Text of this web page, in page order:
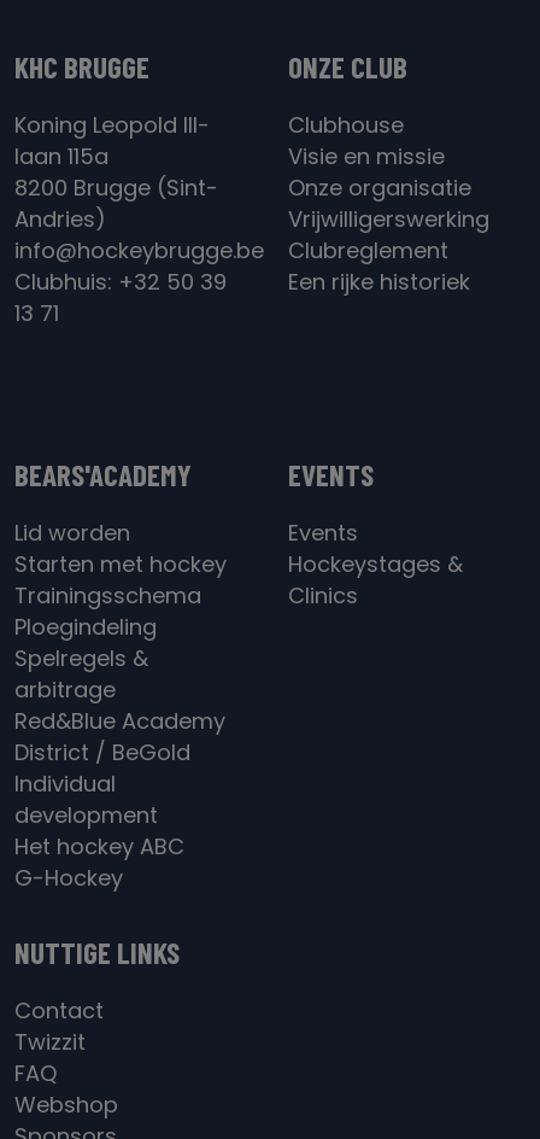
KHC BRUGGE
Koning Leopold III-
laan 115a
8200 Brugge (Sint-
Andries)
info@hockeybrugge.be
Clubhuis: +32 50 39
13 71
ONZE CLUB
Clubhouse
Visie en missie
Onze organisatie
Vrijwilligerswerking
Clubreglement
Een rijke historiek
BEARS'ACADEMY
Lid worden
Starten met hockey
Trainingsschema
Ploegindeling
Spelregels &
arbitrage
Red&Blue Academy
District / BeGold
Individual
development
Het hockey ABC
G-Hockey
EVENTS
Events
Hockeystages &
Clinics
NUTTIGE LINKS
Contact
Twizzit
FAQ
Webshop